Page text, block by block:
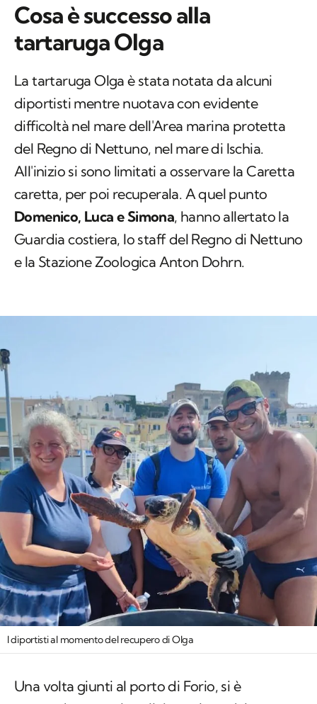
Cosa è successo alla
tartaruga Olga
La tartaruga Olga è stata notata da alcuni
diportisti mentre nuotava con evidente
difficoltà nel mare dell'Area marina protetta
del Regno di Nettuno, nel mare di Ischia.
All'inizio si sono limitati a osservare laCaretta
caretta, per poi recuperala. A quel punto
Domenico, Luca e Simona, hanno allertato la
Guardia costiera, lo staff del Regno di Nettuno
e la Stazione Zoologica Anton Dohrn.
I diportisti al momento del recupero di Olga
Una volta giunti al porto di Forio, si è